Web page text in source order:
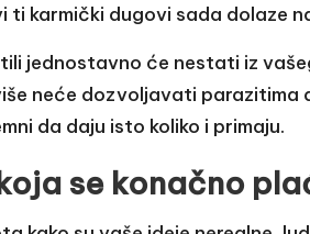
ti karmički dugovi sada dolaze
jednostavno će nestati iz
neće dozvoljavati parazitima
da daju isto koliko i primaju.
se konačno